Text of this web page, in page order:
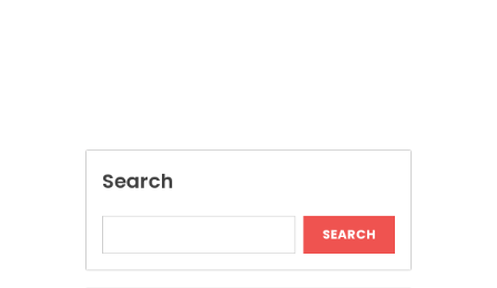
Transform Construction File Management
With Digital Solutions
Jai Club Login Made Simple for Secure and